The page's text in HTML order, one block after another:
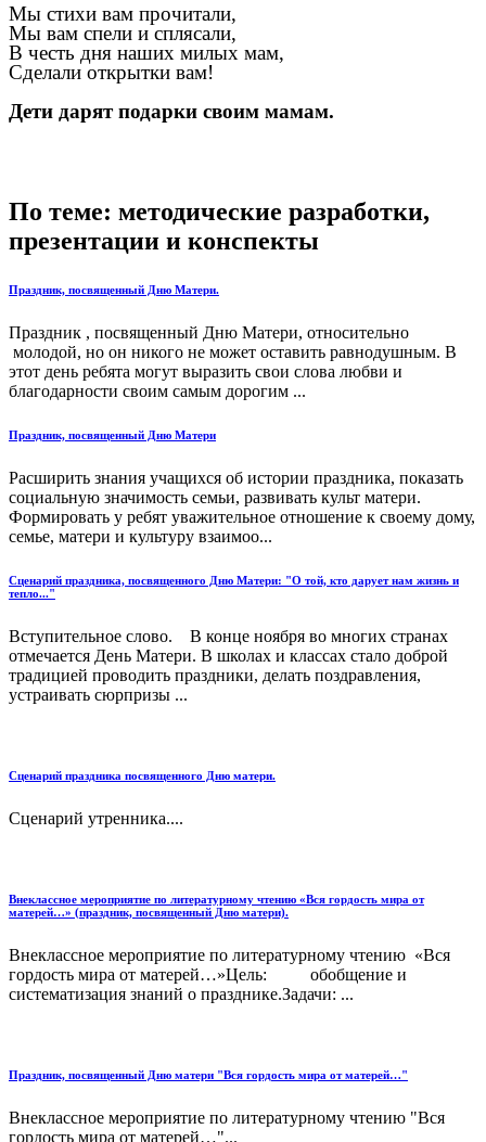
Мы стихи вам прочитали,
Мы вам спели и сплясали,
В честь дня наших милых мам,
Сделали открытки вам!
Дети дарят подарки своим мамам.
По теме: методические разработки,
презентации и конспекты
Праздник, посвященный Дню Матери.
Праздник , посвященный Дню Матери, относительно
молодой, но он никого не может оставить равнодушным. В
этот день ребята могут выразить свои слова любви и
благодарности своим самым дорогим ...
Праздник, посвященный Дню Матери
Расширить знания учащихся об истории праздника, показать
социальную значимость семьи, развивать культ матери.
Формировать у ребят уважительное отношение к своему дому,
семье, матери и культуру взаимоо...
Сценарий праздника, посвященного Дню Матери: "О той, кто дарует нам жизнь и
тепло..."
Вступительное слово. В конце ноября во многих странах
отмечается День Матери. В школах и классах стало доброй
традицией проводить праздники, делать поздравления,
устраивать сюрпризы ...
Сценарий праздника посвященного Дню матери.
Сценарий утренника....
Внеклассное мероприятие по литературному чтению «Вся гордость мира от
матерей…» (праздник, посвященный Дню матери).
Внеклассное мероприятие по литературному чтению «Вся
гордость мира от матерей…»Цель: обобщение и
систематизация знаний о празднике.Задачи: ...
Праздник, посвященный Дню матери "Вся гордость мира от матерей…"
Внеклассное мероприятие по литературному чтению "Вся
гордость мира от матерей…"...